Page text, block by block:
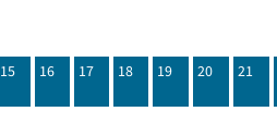
15 16 17 18 19 20 21